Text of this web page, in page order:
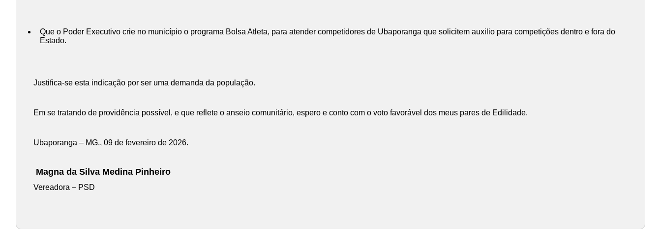
Que o Poder Executivo crie no município o programa Bolsa Atleta, para atender competidores de Ubaporanga que solicitem auxilio para competições dentro e fora do
Estado.
Justifica-se esta indicação por ser uma demanda da população.
Em se tratando de providência possível, e que reflete o anseio comunitário, espero e conto com o voto favorável dos meus pares de Edilidade.
Ubaporanga – MG., 09 de fevereiro de 2026.
Magna da Silva Medina Pinheiro
Vereadora – PSD